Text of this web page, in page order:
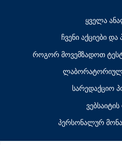
ყველა
ჩვენი აქციები
როგორ მოვემზადოთ
სარედაქციო
ვებსაიტის
პერსონალურ